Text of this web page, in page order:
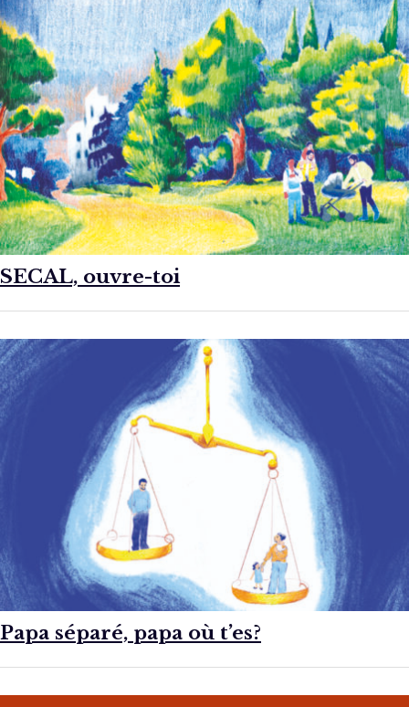
SECAL, ouvre-toi
Papa séparé, papa où t’es?